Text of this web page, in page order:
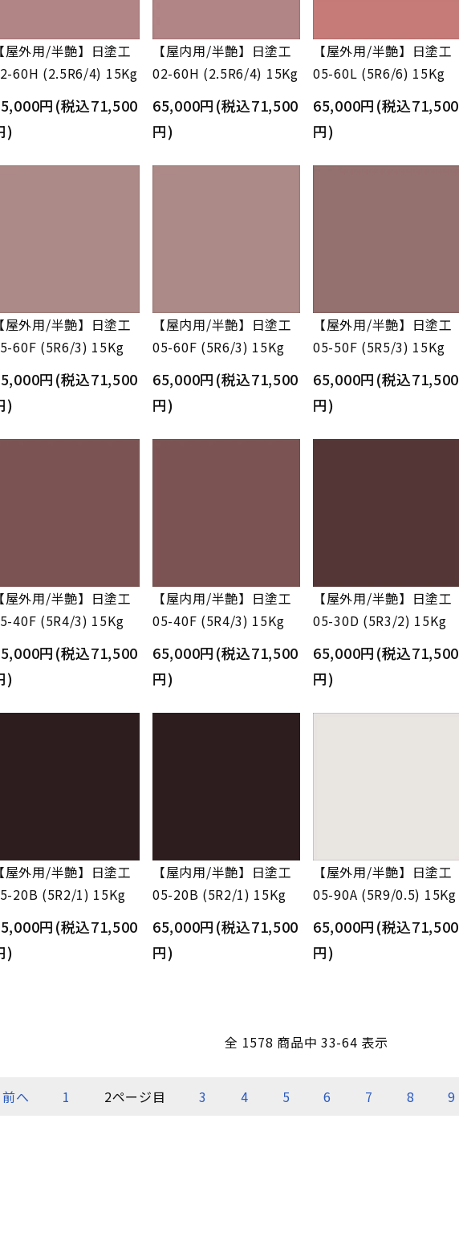
【屋外用/半艶】日塗工
60H (2.5R6/4) 15Kg
円(税込71,500
)
【屋内用/半艶】日塗工
02-60H (2.5R6/4) 15Kg
65,000円(税込71,500
円)
【屋外用/半艶】日塗工
05-60L (5R6/6) 15Kg
65,000円(税込71,500
円)
【屋外用/半艶】日塗工
60F (5R6/3) 15Kg
円(税込71,500
)
【屋内用/半艶】日塗工
05-60F (5R6/3) 15Kg
65,000円(税込71,500
円)
【屋外用/半艶】日塗工
05-50F (5R5/3) 15Kg
65,000円(税込71,500
円)
【屋外用/半艶】日塗工
40F (5R4/3) 15Kg
円(税込71,500
)
【屋内用/半艶】日塗工
05-40F (5R4/3) 15Kg
65,000円(税込71,500
円)
【屋外用/半艶】日塗工
05-30D (5R3/2) 15Kg
65,000円(税込71,500
円)
【屋外用/半艶】日塗工
20B (5R2/1) 15Kg
円(税込71,500
)
【屋内用/半艶】日塗工
05-20B (5R2/1) 15Kg
65,000円(税込71,500
円)
【屋外用/半艶】日塗工
05-90A (5R9/0.5) 15Kg
65,000円(税込71,500
円)
全 1578 商品中 33-64 表示
前へ 1 2ページ目 3 4 5 6 7 8 9